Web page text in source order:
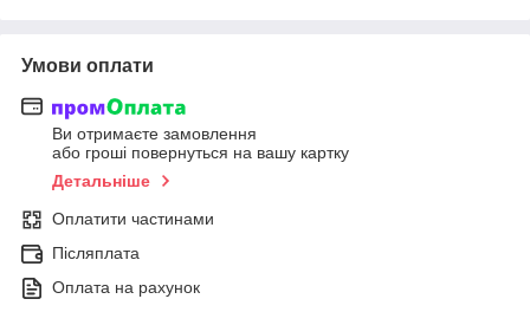
Умови оплати
Ви отримаєте замовлення
або гроші повернуться на вашу картку
Детальніше
Оплатити частинами
Післяплата
Оплата на рахунок